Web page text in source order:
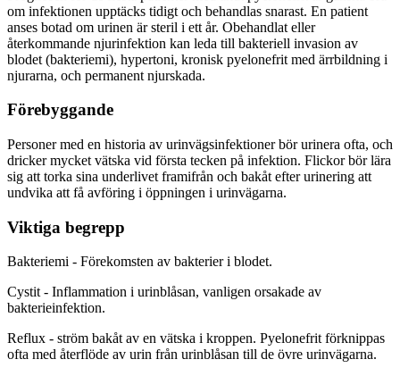
om infektionen upptäcks tidigt och behandlas snarast. En patient
anses botad om urinen är steril i ett år. Obehandlat eller
återkommande njurinfektion kan leda till bakteriell invasion av
blodet (bakteriemi), hypertoni, kronisk pyelonefrit med ärrbildning i
njurarna, och permanent njurskada.
Förebyggande
Personer med en historia av urinvägsinfektioner bör urinera ofta, och
dricker mycket vätska vid första tecken på infektion. Flickor bör lära
sig att torka sina underlivet framifrån och bakåt efter urinering att
undvika att få avföring i öppningen i urinvägarna.
Viktiga begrepp
Bakteriemi - Förekomsten av bakterier i blodet.
Cystit - Inflammation i urinblåsan, vanligen orsakade av
bakterieinfektion.
Reflux - ström bakåt av en vätska i kroppen. Pyelonefrit förknippas
ofta med återflöde av urin från urinblåsan till de övre urinvägarna.